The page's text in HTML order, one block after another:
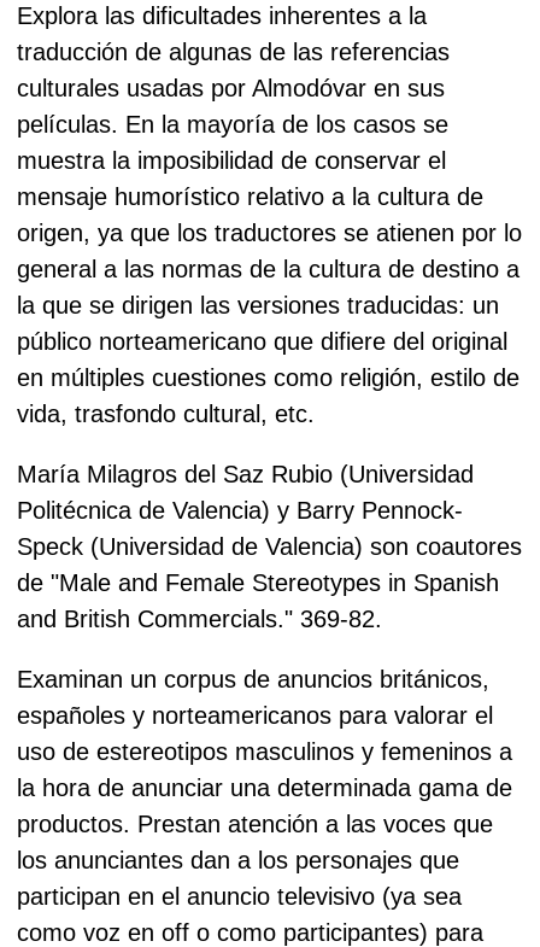
Explora las dificultades inherentes a la
traducción de algunas de las referencias
culturales usadas por Almodóvar en sus
películas. En la mayoría de los casos se
muestra la imposibilidad de conservar el
mensaje humorístico relativo a la cultura de
origen, ya que los traductores se atienen por lo
general a las normas de la cultura de destino a
la que se dirigen las versiones traducidas: un
público norteamericano que difiere del original
en múltiples cuestiones como religión, estilo de
vida, trasfondo cultural, etc.
María Milagros del Saz Rubio (Universidad
Politécnica de Valencia) y Barry Pennock-
Speck (Universidad de Valencia) son coautores
de "Male and Female Stereotypes in Spanish
and British Commercials." 369-82.
Examinan un corpus de anuncios británicos,
españoles y norteamericanos para valorar el
uso de estereotipos masculinos y femeninos a
la hora de anunciar una determinada gama de
productos. Prestan atención a las voces que
los anunciantes dan a los personajes que
participan en el anuncio televisivo (ya sea
como voz en off o como participantes) para